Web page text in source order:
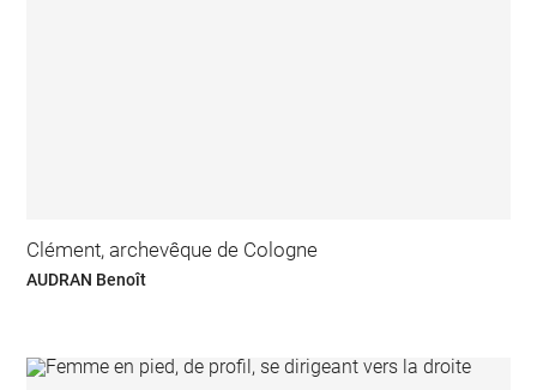
Clément, archevêque de Cologne
AUDRAN Benoît